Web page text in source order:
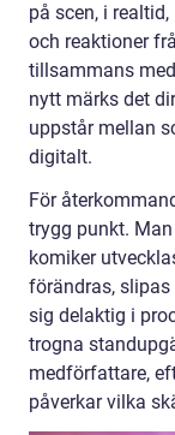
på scen, i
och reaktioner
tillsammans
nytt märks det
uppstår mellan
digitalt.
För
trygg punkt.
komiker
förändras,
sig delaktig i
trogna
medförfattare,
påverkar vilka